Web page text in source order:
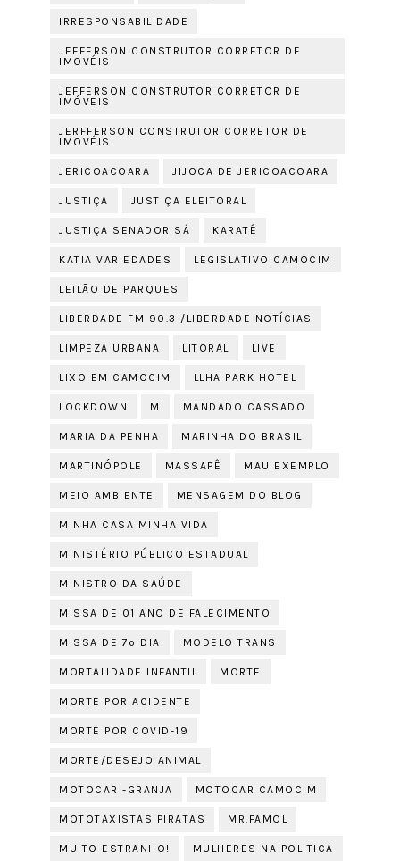
IRRESPONSABILIDADE
JEFFERSON CONSTRUTOR CORRETOR DE
IMOVÉIS
JEFFERSON CONSTRUTOR CORRETOR DE
IMÓVEIS
JERFFERSON CONSTRUTOR CORRETOR DE
IMOVÉIS
JERICOACOARA JIJOCA DE JERICOACOARA
JUSTIÇA JUSTIÇA ELEITORAL
JUSTIÇA SENADOR SÁ KARATÊ
KATIA VARIEDADES LEGISLATIVO CAMOCIM
LEILÃO DE PARQUES
LIBERDADE FM 90.3 /LIBERDADE NOTÍCIAS
LIMPEZA URBANA LITORAL LIVE
LIXO EM CAMOCIM LLHA PARK HOTEL
LOCKDOWN M MANDADO CASSADO
MARIA DA PENHA MARINHA DO BRASIL
MARTINÓPOLE MASSAPÊ MAU EXEMPLO
MEIO AMBIENTE MENSAGEM DO BLOG
MINHA CASA MINHA VIDA
MINISTÉRIO PÚBLICO ESTADUAL
MINISTRO DA SAÚDE
MISSA DE 01 ANO DE FALECIMENTO
MISSA DE 7º DIA MODELO TRANS
MORTALIDADE INFANTIL MORTE
MORTE POR ACIDENTE
MORTE POR COVID-19
MORTE/DESEJO ANIMAL
MOTOCAR -GRANJA MOTOCAR CAMOCIM
MOTOTAXISTAS PIRATAS MR.FAMOL
MUITO ESTRANHO! MULHERES NA POLITICA